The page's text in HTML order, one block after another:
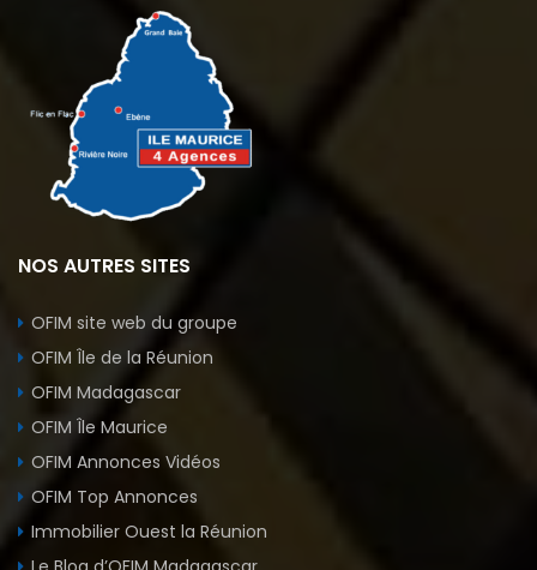
NOS AUTRES SITES
OFIM site web du groupe
OFIM Île de la Réunion
OFIM Madagascar
OFIM Île Maurice
OFIM Annonces Vidéos
OFIM Top Annonces
Immobilier Ouest la Réunion